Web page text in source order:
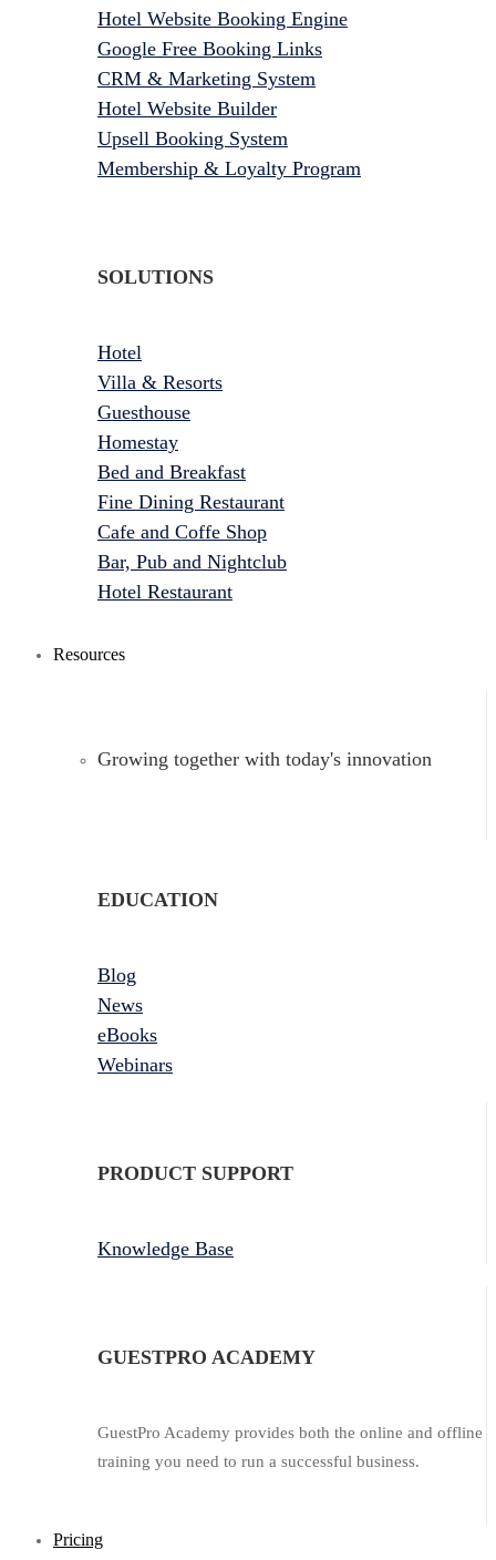
Hotel Website Booking Engine
Google Free Booking Links
CRM & Marketing System
Hotel Website Builder
Upsell Booking System
Membership & Loyalty Program
SOLUTIONS
Hotel
Villa & Resorts
Guesthouse
Homestay
Bed and Breakfast
Fine Dining Restaurant
Cafe and Coffe Shop
Bar, Pub and Nightclub
Hotel Restaurant
Resources
Growing together with today's innovation
EDUCATION
Blog
News
eBooks
Webinars
PRODUCT SUPPORT
Knowledge Base
GUESTPRO ACADEMY
GuestPro Academy provides both the online and offline
training you need to run a successful business.
Pricing